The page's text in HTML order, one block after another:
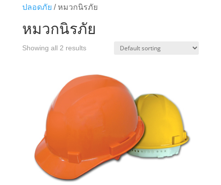
ปลอดภัย / หมวกนิรภัย
หมวกนิรภัย
Showing all 2 results